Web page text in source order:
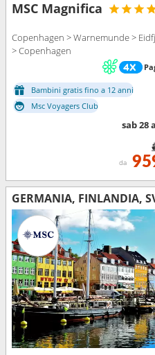
MSC Magnifica
Copenhagen > Warnemunde >
> Copenhagen
Bambini gratis fino a 12 anni
Msc Voyagers Club
sab 28
da